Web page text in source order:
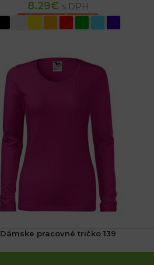
8.29€ s DPH
VÝBER MOŽNOSTÍ
Dámske pracovné tričko 139